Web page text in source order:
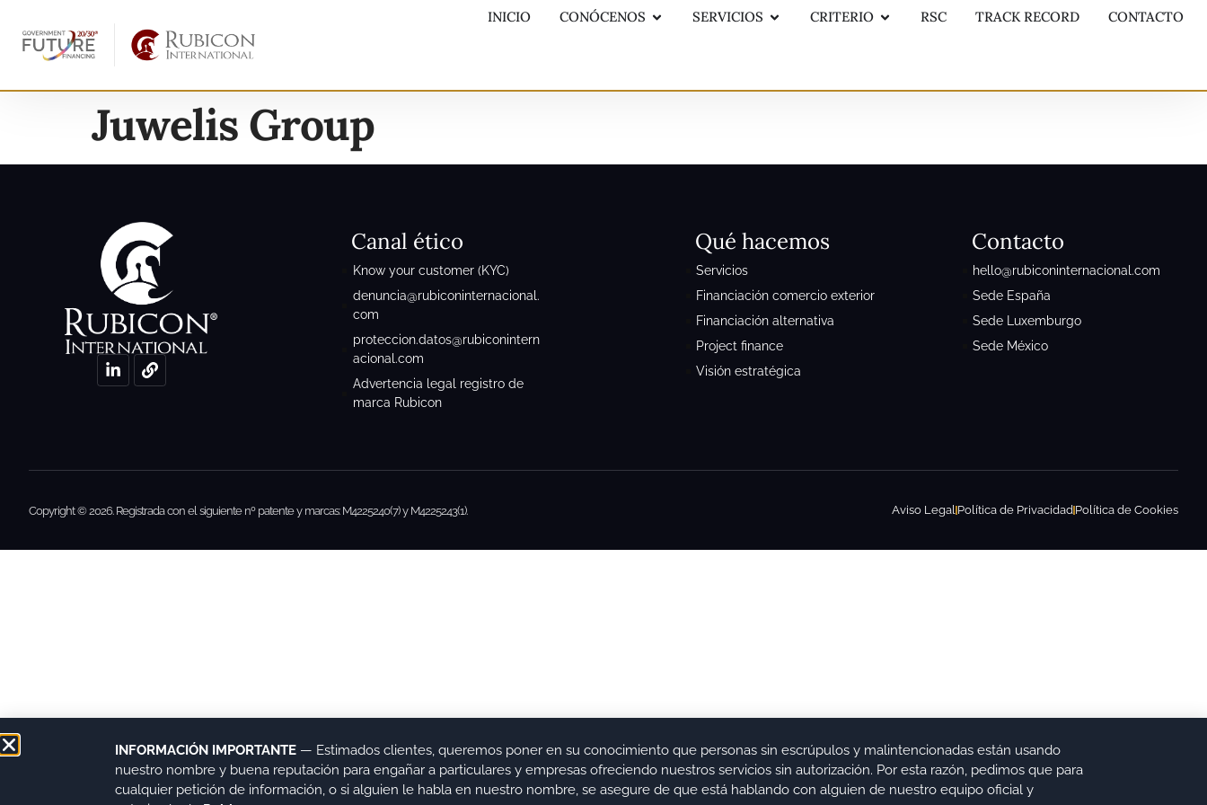
INICIO CONÓCENOS SERVICIOS CRITERIO RSC TRACK RECORD CONTACTO
Juwelis Group
Canal ético
Know your customer (KYC)
denuncia@rubiconinternacional.
com
proteccion.datos@rubiconintern
acional.com
Advertencia legal registro de
marca Rubicon
Qué hacemos
Servicios
Financiación comercio exterior
Financiación alternativa
Project finance
Visión estratégica
Contacto
hello@rubiconinternacional.com
Sede España
Sede Luxemburgo
Sede México
Copyright © 2026. Registrada con el siguiente nº patente y marcas: M4225240(7) y M4225243(1). Aviso Legal Política de Privacidad Política de Cookies
INFORMACIÓN IMPORTANTE — Estimados clientes, queremos poner en su conocimiento que personas sin escrúpulos y malintencionadas están usando
nuestro nombre y buena reputación para engañar a particulares y empresas ofreciendo nuestros servicios sin autorización. Por esta razón, pedimos que para
cualquier petición de información, o si alguien le habla en nuestro nombre, se asegure de que está hablando con alguien de nuestro equipo oficial y